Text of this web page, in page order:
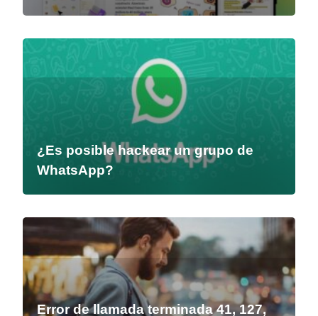
¿Es posible hackear un grupo de
WhatsApp?
Error de llamada terminada 41, 127,